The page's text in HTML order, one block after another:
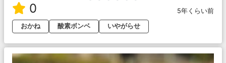
0
5年くらい前
おかね
酸素ボンベ いやがらせ